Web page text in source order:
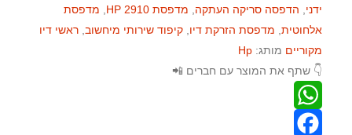
ידני
הדפסה סריקה העתקה מדפסת HP 2910
מדפסת
אלחוטית מדפסת הזרקת דיו קיפוד שירותי מיחשוב ראשי דיו
מקוריים מותג: Hp
👇 שתף את המוצר עם חברים 📲
W